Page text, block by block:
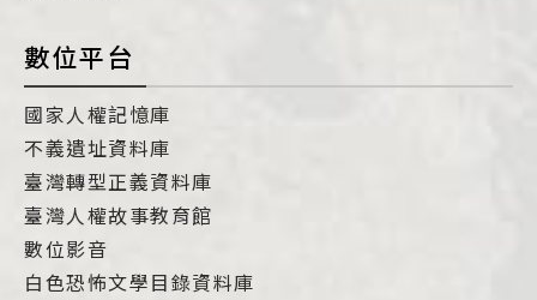
數位平台
國家人權記憶庫
不義遺址資料庫
臺灣轉型正義資料庫
臺灣人權故事教育館
數位影音
白色恐怖文學目錄資料庫